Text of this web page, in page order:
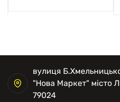
вулиця
"Нова Маркет" місто
79024